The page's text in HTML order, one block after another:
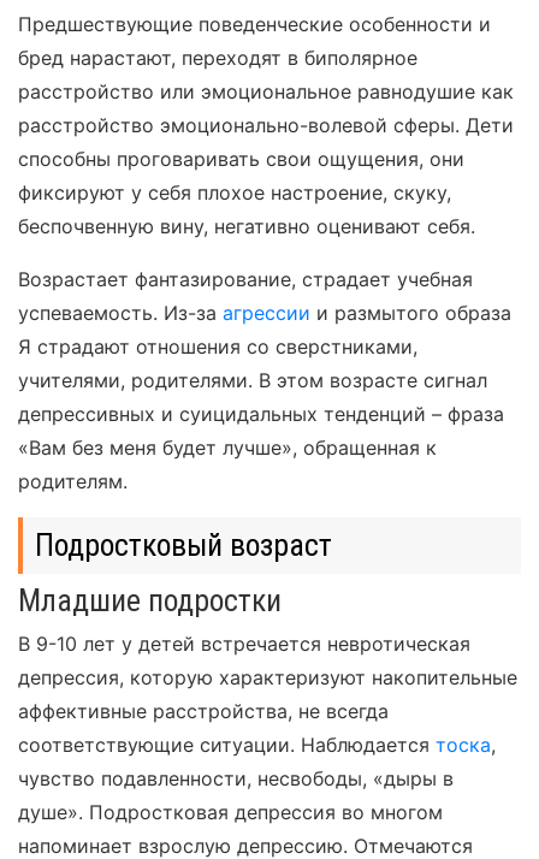
Предшествующие поведенческие особенности и
бред нарастают, переходят в биполярное
расстройство или эмоциональное равнодушие как
расстройство эмоционально-волевой сферы. Дети
способны проговаривать свои ощущения, они
фиксируют у себя плохое настроение, скуку,
беспочвенную вину, негативно оценивают себя.
Возрастает фантазирование, страдает учебная
успеваемость. Из-за агрессии и размытого образа
Я страдают отношения со сверстниками,
учителями, родителями. В этом возрасте сигнал
депрессивных и суицидальных тенденций – фраза
«Вам без меня будет лучше», обращенная к
родителям.
Подростковый возраст
Младшие подростки
В 9-10 лет у детей встречается невротическая
депрессия, которую характеризуют накопительные
аффективные расстройства, не всегда
соответствующие ситуации. Наблюдается тоска,
чувство подавленности, несвободы, «дыры в
душе». Подростковая депрессия во многом
напоминает взрослую депрессию. Отмечаются